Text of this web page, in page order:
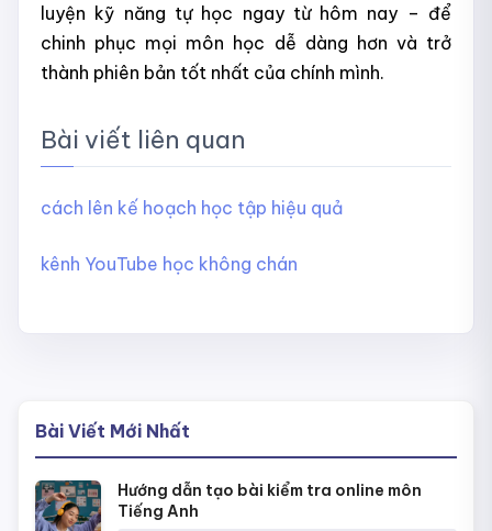
luyện kỹ năng tự học ngay từ hôm nay – để
chinh phục mọi môn học dễ dàng hơn và trở
thành phiên bản tốt nhất của chính mình.
Bài viết liên quan
cách lên kế hoạch học tập hiệu quả
kênh YouTube học không chán
Bài Viết Mới Nhất
Hướng dẫn tạo bài kiểm tra online môn
Tiếng Anh